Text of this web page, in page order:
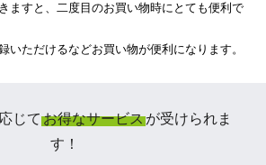
ますと、二度目のお買い物時にとても便利で
いただけるなどお買い物が便利になります。
じて お得なサービスが受けられま
す！